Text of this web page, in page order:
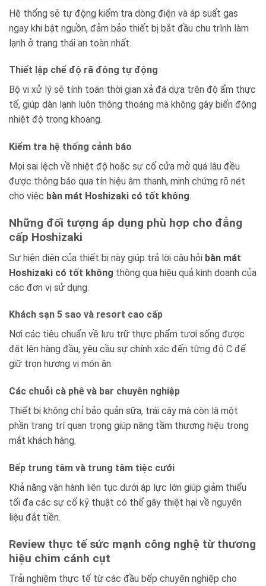
Hệ thống sẽ tự động kiểm tra dòng điện và áp suất gas
ngay khi bật nguồn, đảm bảo thiết bị bắt đầu chu trình làm
lạnh ở trạng thái an toàn nhất.
Thiết lập chế độ rã đông tự động
Bộ vi xử lý sẽ tính toán thời gian xả đá dựa trên độ ẩm thực
tế, giúp dàn lạnh luôn thông thoáng mà không gây biến động
nhiệt độ trong khoang.
Kiểm tra hệ thống cảnh báo
Mọi sai lệch về nhiệt độ hoặc sự cố cửa mở quá lâu đều
được thông báo qua tín hiệu âm thanh, minh chứng rõ nét
cho việc bàn mát Hoshizaki có tốt không.
Những đối tượng áp dụng phù hợp cho đẳng
cấp Hoshizaki
Sự hiện diện của thiết bị này giúp trả lời câu hỏi bàn mát
Hoshizaki có tốt không thông qua hiệu quả kinh doanh của
các đơn vị sử dụng.
Khách sạn 5 sao và resort cao cấp
Nơi các tiêu chuẩn về lưu trữ thực phẩm tươi sống được
đặt lên hàng đầu, yêu cầu sự chính xác đến từng độ C để
giữ trọn hương vị món ăn.
Các chuỗi cà phê và bar chuyên nghiệp
Thiết bị không chỉ bảo quản sữa, trái cây mà còn là một
phần trang trí quan trọng giúp nâng tầm thương hiệu trong
mắt khách hàng.
Bếp trung tâm và trung tâm tiệc cưới
Khả năng vận hành liên tục dưới áp lực lớn giúp giảm thiểu
tối đa các sự cố kỹ thuật có thể gây thiệt hại về nguyên
liệu đắt tiền.
Review thực tế sức mạnh công nghệ từ thương
hiệu chim cánh cụt
Trải nghiệm thực tế từ các đầu bếp chuyên nghiệp cho